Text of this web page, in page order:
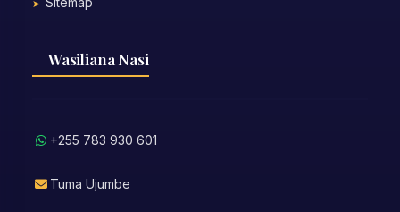
Wasiliana Nasi
+255 783 930 601
Tuma Ujumbe